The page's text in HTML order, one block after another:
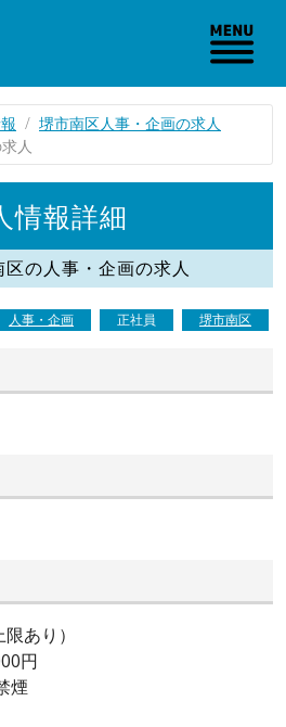
堺市南区人事・企画の求人
人
情報詳細
の人事・企画の求人
人事・企画 正社員 堺市南区
あり）
円
煙